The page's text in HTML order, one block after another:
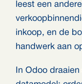
leest een
inkoop, en de
handwerk aan
In Odoo